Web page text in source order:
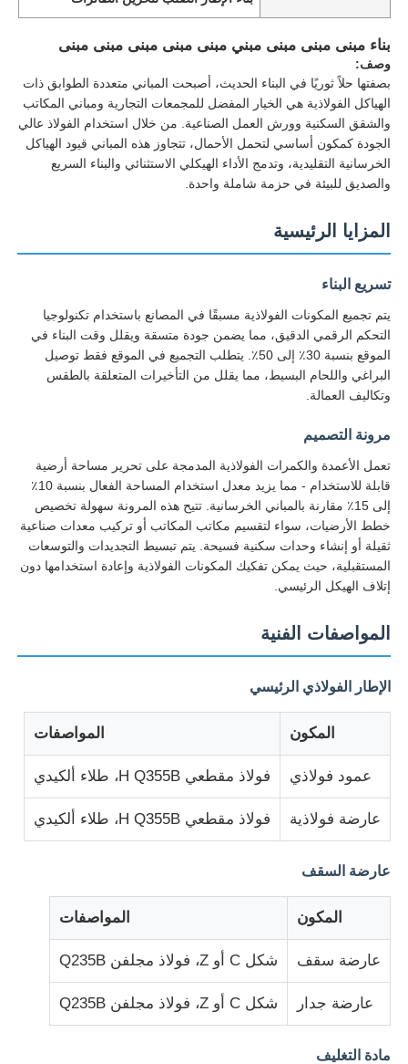
منزل
المنتجات
حول بنا
جولة في المعمل
ضبط الجودة
اتصل بنا
طلب اقتباس
منزل مصنوع من الفولاذ الخفيف
بناء الهيكل الصلب
ورشة الهياكل الفولاذية
بناء مبنى مبنى مبنى مبني مبنى مبنى مبنى مبنى مبنى
وصف:
بصفتها حلاً ثوريًا في البناء الحديث، أصبحت المباني متعددة الطوابق ذات
الهياكل الفولاذية هي الخيار المفضل للمجمعات التجارية ومباني المكاتب
والشقق السكنية وورش العمل الصناعية. من خلال استخدام الفولاذ عالي
الجودة كمكون أساسي لتحمل الأحمال، تتجاوز هذه المباني قيود الهياكل
الخرسانية التقليدية، وتدمج الأداء الهيكلي الاستثنائي والبناء السريع
والصديق للبيئة في حزمة شاملة واحدة.
المزايا الرئيسية
تسريع البناء
يتم تجميع المكونات الفولاذية مسبقًا في المصانع باستخدام تكنولوجيا
التحكم الرقمي الدقيق، مما يضمن جودة متسقة ويقلل وقت البناء في
الموقع بنسبة 30٪ إلى 50٪. يتطلب التجميع في الموقع فقط توصيل
البراغي واللحام البسيط، مما يقلل من التأخيرات المتعلقة بالطقس
وتكاليف العمالة.
مرونة التصميم
تعمل الأعمدة والكمرات الفولاذية المدمجة على تحرير مساحة أرضية
قابلة للاستخدام - مما يزيد معدل استخدام المساحة الفعال بنسبة 10٪
إلى 15٪ مقارنة بالمباني الخرسانية. تتيح هذه المرونة سهولة تخصيص
خطط الأرضيات، سواء لتقسيم مكاتب المكاتب أو تركيب معدات صناعية
ثقيلة أو إنشاء وحدات سكنية فسيحة. يتم تبسيط التجديدات والتوسعات
المستقبلية، حيث يمكن تفكيك المكونات الفولاذية وإعادة استخدامها دون
إتلاف الهيكل الرئيسي.
المواصفات الفنية
الإطار الفولاذي الرئيسي
المكون المواصفات
عمود فولاذي فولاذ مقطعي H Q355B، طلاء ألكيدي
عارضة فولاذية فولاذ مقطعي H Q355B، طلاء ألكيدي
عارضة السقف
المكون المواصفات
عارضة سقف شكل C أو Z، فولاذ مجلفن Q235B
عارضة جدار شكل C أو Z، فولاذ مجلفن Q235B
مادة التغليف